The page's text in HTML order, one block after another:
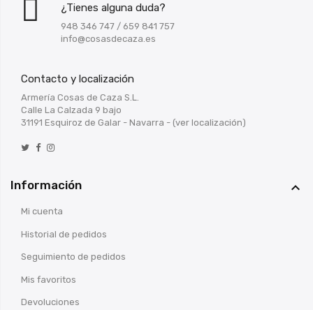
¿Tienes alguna duda?
948 346 747 / 659 841 757
info@cosasdecaza.es
Contacto y localización
Armería Cosas de Caza S.L.
Calle La Calzada 9 bajo
31191 Esquiroz de Galar - Navarra - (ver localización)
Información 
Mi cuenta
Historial de pedidos
Seguimiento de pedidos
Mis favoritos
Devoluciones